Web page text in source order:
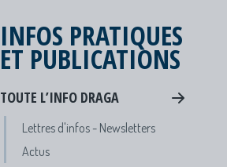
INFOS PRATIQUES
ET PUBLICATIONS
TOUTE L’INFO DRAGA
Lettres d'infos - Newsletters
Actus